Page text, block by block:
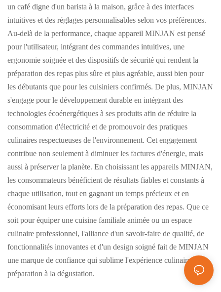
un café digne d'un barista à la maison, grâce à des interfaces
intuitives et des réglages personnalisables selon vos préférences.
Au-delà de la performance, chaque appareil MINJAN est pensé
pour l'utilisateur, intégrant des commandes intuitives, une
ergonomie soignée et des dispositifs de sécurité qui rendent la
préparation des repas plus sûre et plus agréable, aussi bien pour
les débutants que pour les cuisiniers confirmés. De plus, MINJAN
s'engage pour le développement durable en intégrant des
technologies écoénergétiques à ses produits afin de réduire la
consommation d'électricité et de promouvoir des pratiques
culinaires respectueuses de l'environnement. Cet engagement
contribue non seulement à diminuer les factures d'énergie, mais
aussi à préserver la planète. En choisissant les appareils MINJAN,
les consommateurs bénéficient de résultats fiables et constants à
chaque utilisation, tout en gagnant un temps précieux et en
économisant leurs efforts lors de la préparation des repas. Que ce
soit pour équiper une cuisine familiale animée ou un espace
culinaire professionnel, l'alliance d'un savoir-faire de qualité, de
fonctionnalités innovantes et d'un design soigné fait de MINJAN
une marque de confiance qui sublime l'expérience culinaire de la
préparation à la dégustation.